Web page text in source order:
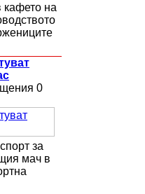
кафето на
0
за
мач в